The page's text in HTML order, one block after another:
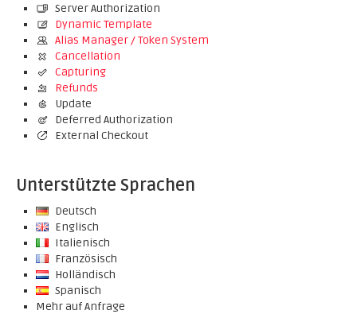
Server Authorization
Dynamic Template
Alias Manager / Token System
Cancellation
Capturing
Refunds
Update
Deferred Authorization
External Checkout
Unterstützte Sprachen
Deutsch
Englisch
Italienisch
Französisch
Holländisch
Spanisch
Mehr auf Anfrage